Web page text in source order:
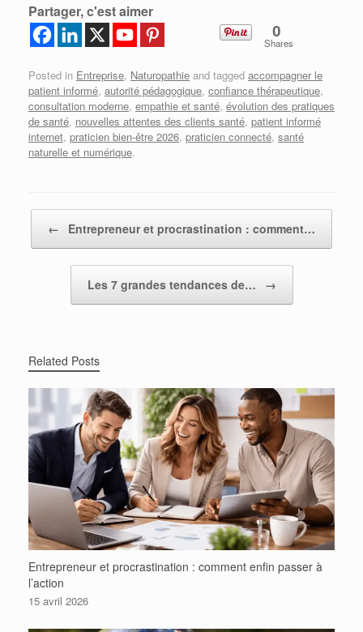
Partager, c'est aimer
0
Shares
Posted in Entreprise, Naturopathie and tagged accompagner le
patient informé, autorité pédagogique, confiance thérapeutique,
consultation moderne, empathie et santé, évolution des pratiques
de santé, nouvelles attentes des clients santé, patient informé
internet, praticien bien-être 2026, praticien connecté, santé
naturelle et numérique.
Post navigation
← Entrepreneur et procrastination : comment…
Les 7 grandes tendances de… →
Related Posts
Entrepreneur et procrastination : comment enfin passer à
l’action
15 avril 2026